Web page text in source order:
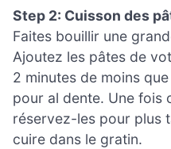
Step 2: Cuisson des
Faites bouillir une
Ajoutez les pâtes de
2 minutes de moins
pour al dente. Une fois
réservez-les pour plus
cuire dans le gratin.